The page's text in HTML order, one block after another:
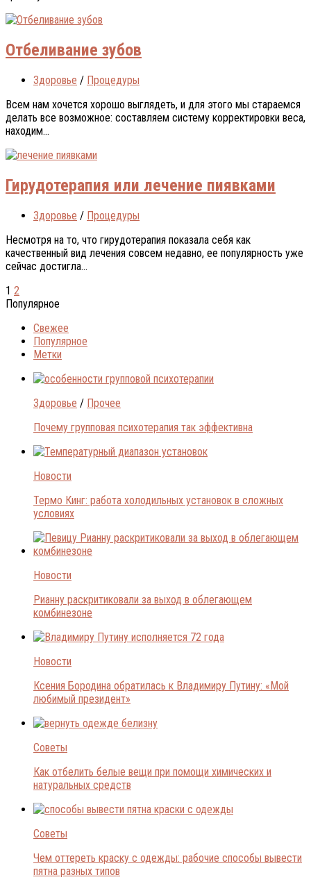
Отбеливание зубов
Здоровье / Процедуры
Всем нам хочется хорошо выглядеть, и для этого мы стараемся
делать все возможное: составляем систему корректировки веса,
находим...
Гирудотерапия или лечение пиявками
Здоровье / Процедуры
Несмотря на то, что гирудотерапия показала себя как
качественный вид лечения совсем недавно, ее популярность уже
сейчас достигла...
1 2
Популярное
Свежее
Популярное
Метки
Здоровье / Прочее
Почему групповая психотерапия так эффективна
Новости
Термо Кинг: работа холодильных установок в сложных
условиях
Новости
Рианну раскритиковали за выход в облегающем
комбинезоне
Новости
Ксения Бородина обратилась к Владимиру Путину: «Мой
любимый президент»
Советы
Как отбелить белые вещи при помощи химических и
натуральных средств
Советы
Чем оттереть краску с одежды: рабочие способы вывести
пятна разных типов